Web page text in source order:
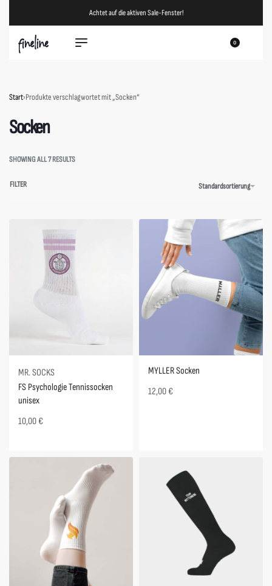
Achtet auf die aktiven Sale-Fenster!
0
Start›Produkte verschlagwortet mit „Socken“
Socken
SHOWING ALL 7 RESULTS
Standardsortierung
FILTER
MR. SOCKS
FS Psychologie Tennissocken
unisex
10,00 €
MYLLER Socken
12,00 €